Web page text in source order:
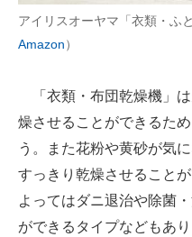
経営リーダーのコミュニティ
マーケ×ITの今がよく分かる
ITエンジニア向け専門サイト
企業向けIT製品の総合サイト
製造業のIT導入・活用を支援
アイリスオーヤマ「衣類・ふ
Amazon）
「衣類・布団乾燥機」
燥させることができるた
う。また花粉や黄砂が気
すっきり乾燥させること
よってはダニ退治や除菌
ができるタイプなどもあり